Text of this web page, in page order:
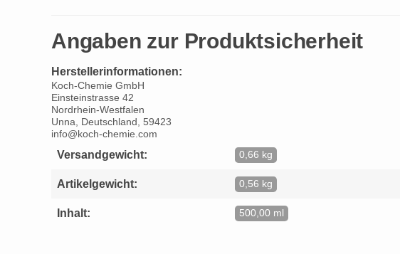
Angaben zur Produktsicherheit
Herstellerinformationen:
Koch-Chemie GmbH
Einsteinstrasse 42
Nordrhein-Westfalen
Unna, Deutschland, 59423
info@koch-chemie.com
Versandgewicht: 0,66 kg
Artikelgewicht: 0,56 kg
Inhalt: 500,00 ml